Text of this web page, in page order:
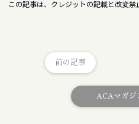
この記事は、クレジットの記載と改変禁
前の記事
ACAマガジ